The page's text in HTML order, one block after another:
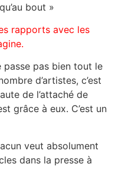
bout »
rapports avec les
passe pas bien tout le
d’artistes, c’est
de l’attaché de
grâce à eux. C’est un
veut absolument
dans la presse à